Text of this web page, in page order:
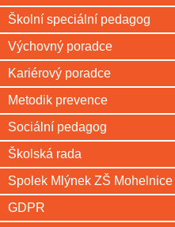
Školní speciální pedagog
Výchovný poradce
Kariérový poradce
Metodik prevence
Sociální pedagog
Školská rada
Spolek Mlýnek ZŠ Mohelnice
GDPR